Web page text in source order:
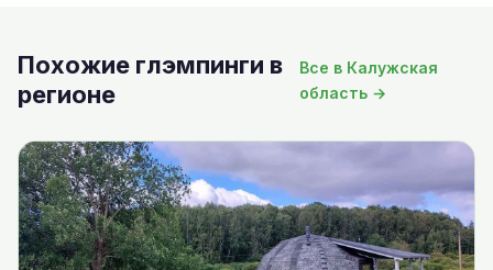
Похожие глэмпинги в
регионе
Все в Калужская
область →